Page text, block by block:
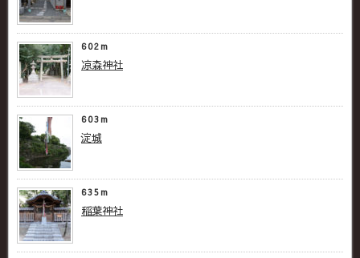
602m
凉森神社
603m
淀城
635m
稲葉神社